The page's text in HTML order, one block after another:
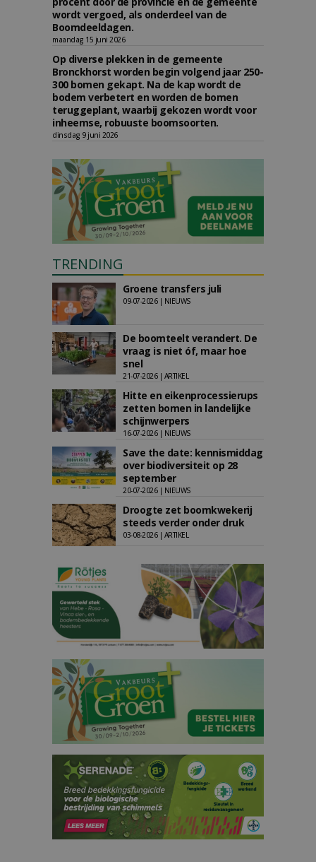
wordt vergoed, als onderdeel van de
Boomdeeldagen.
maandag 15 juni 2026
Op diverse plekken in de gemeente
Bronckhorst worden begin volgend jaar 250-
300 bomen gekapt. Na de kap wordt de
bodem verbetert en worden de bomen
teruggeplant, waarbij gekozen wordt voor
inheemse, robuuste boomsoorten.
dinsdag 9 juni 2026
TRENDING
Groene transfers juli
09-07-2026 | NIEUWS
De boomteelt verandert. De
vraag is niet óf, maar hoe
snel
21-07-2026 | ARTIKEL
Hitte en eikenprocessierups
zetten bomen in landelijke
schijnwerpers
16-07-2026 | NIEUWS
Save the date: kennismiddag
over biodiversiteit op 28
september
20-07-2026 | NIEUWS
Droogte zet boomkwekerij
steeds verder onder druk
03-08-2026 | ARTIKEL